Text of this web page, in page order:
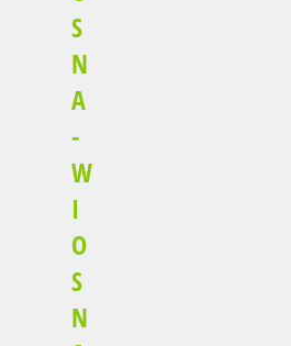
S
N
A
-
W
I
O
S
N